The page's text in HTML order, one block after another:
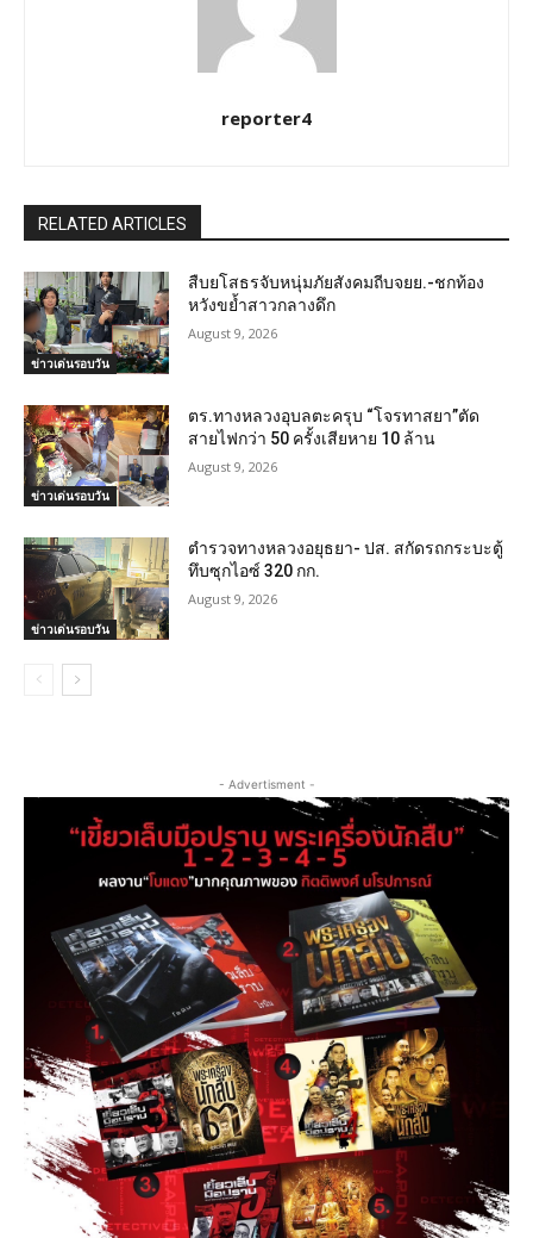
reporter4
RELATED ARTICLES
ข่าวเด่นรอบวัน
สืบยโสธรจับหนุ่มภัยสังคมถีบจยย.-ชกท้อง
หวังขย้ำสาวกลางดึก
August 9, 2026
ข่าวเด่นรอบวัน
ตร.ทางหลวงอุบลตะครุบ “โจรทาสยา”ตัด
สายไฟกว่า 50 ครั้งเสียหาย 10 ล้าน
August 9, 2026
ข่าวเด่นรอบวัน
ตำรวจทางหลวงอยุธยา- ปส. สกัดรถกระบะตู้
ทึบซุกไอซ์ 320 กก.
August 9, 2026
- Advertisment -